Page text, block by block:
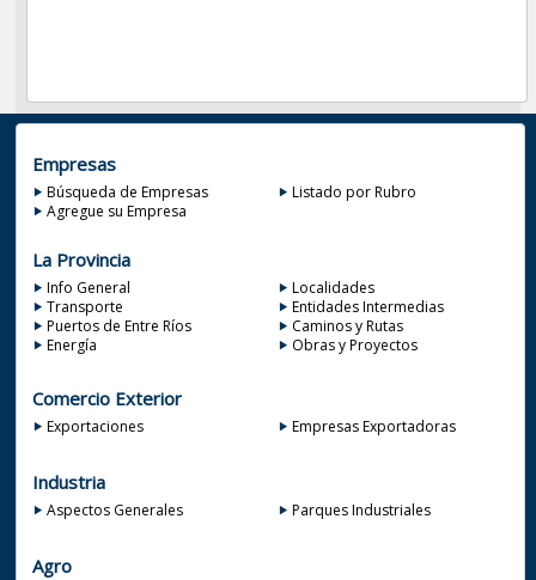
Empresas
Búsqueda de Empresas
Listado por Rubro
Agregue su Empresa
La Provincia
Info General
Localidades
Transporte
Entidades Intermedias
Puertos de Entre Ríos
Caminos y Rutas
Energía
Obras y Proyectos
Comercio Exterior
Exportaciones Empresas Exportadoras
Industria
Aspectos Generales Parques Industriales
Agro